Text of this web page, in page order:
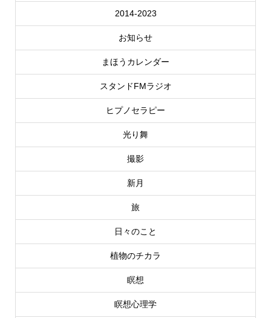
2014-2023
お知らせ
まほうカレンダー
スタンドFMラジオ
ヒプノセラピー
光り舞
撮影
新月
旅
日々のこと
植物のチカラ
瞑想
瞑想心理学